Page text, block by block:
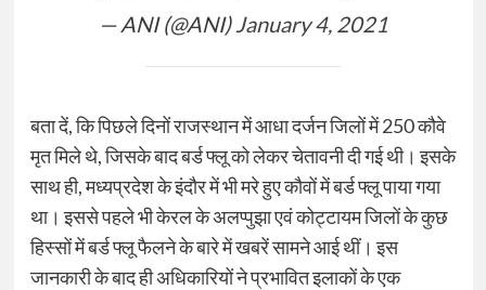
— ANI (@ANI)January 4, 2021
बता दें, कि पिछले दिनों राजस्थान में आधा दर्जन जिलों में 250 कौवे
मृत मिले थे, जिसके बाद बर्ड फ्लू को लेकर चेतावनी दी गई थी। इसके
साथ ही, मध्यप्रदेश के इंदौर में भी मरे हुए कौवों में बर्ड फ्लू पाया गया
था। इससे पहले भी केरल के अलप्पुझा एवं कोट्टायम जिलों के कुछ
हिस्सों में बर्ड फ्लू फैलने के बारे में खबरें सामने आई थीं। इस
जानकारी के बाद ही अधिकारियों ने प्रभावित इलाकों के एक